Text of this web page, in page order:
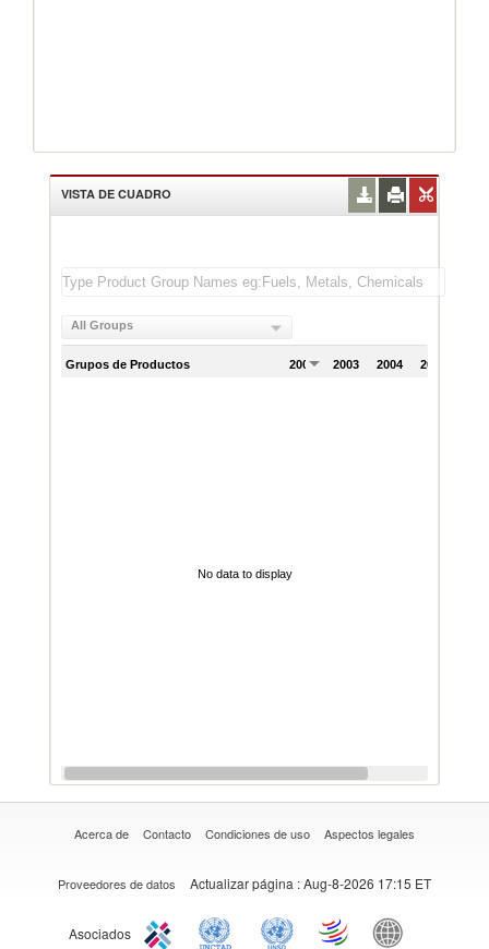
VISTA DE CUADRO
All Groups
Grupos de Productos 2002 2003 2004 2005
No data to display
Acerca de Contacto Condiciones de uso Aspectos legales
Proveedores de datos Actualizar página : Aug-8-2026 17:15 ET
Asociados